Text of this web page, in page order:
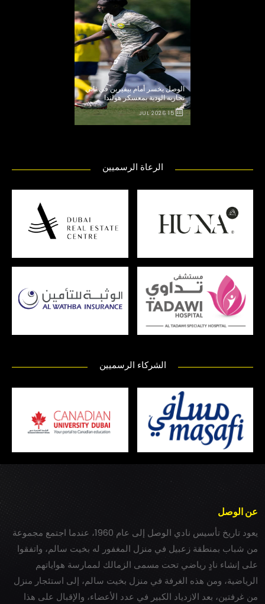
الوصل يخسر أمام بيفيرين في ثاني
تجاربه الودية بمعسكر هولندا
15 JUL 2026
الرعاة الرسميين
الشركاء الرسميين
عن الوصل
يعود تاريخ تأسيس نادي الوصل إلى عام 1960، عندما اجتمع مجموعة
من شباب بمنطقة زعبيل في منزل المغفور له بخيت سالم، واتفقوا
على إنشاء نادٍ رياضي تحت مسمى الزمالك لممارسة هواياتهم
الرياضية، ومن هذه الغرفة في منزل بخيت سالم، إلى استئجار منزل
من غرفتين، بعد الازدياد الكبير في عدد الأعضاء، والإقبال على هذا